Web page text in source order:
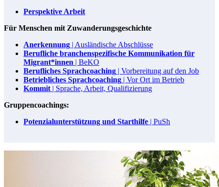
Perspektive Arbeit
Für Menschen mit Zuwanderungsgeschichte
Anerkennung | Ausländische Abschlüsse
Berufliche branchenspezifische Kommunikation für
Migrant*innen | BeKO
Berufliches Sprachcoaching | Vorbereitung auf den Job
Betriebliches Sprachcoaching | Vor Ort im Betrieb
Kommit | Sprache, Arbeit, Qualifizierung
Gruppencoachings:
Potenzialunterstützung und Starthilfe | PuSh